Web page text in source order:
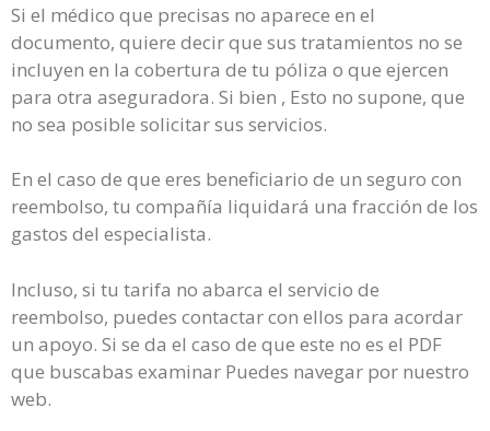
Si el médico que precisas no aparece en el
documento, quiere decir que sus tratamientos no se
incluyen en la cobertura de tu póliza o que ejercen
para otra aseguradora. Si bien , Esto no supone, que
no sea posible solicitar sus servicios.
En el caso de que eres beneficiario de un seguro con
reembolso, tu compañía liquidará una fracción de los
gastos del especialista.
Incluso, si tu tarifa no abarca el servicio de
reembolso, puedes contactar con ellos para acordar
un apoyo. Si se da el caso de que este no es el PDF
que buscabas examinar Puedes navegar por nuestro
web.